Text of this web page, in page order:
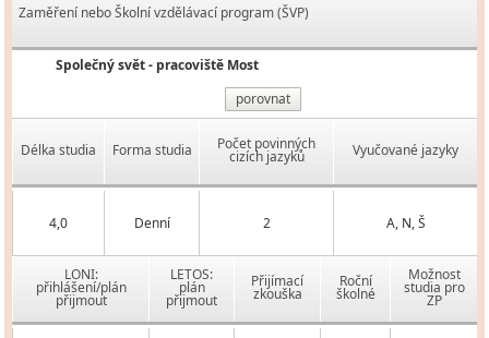
Zaměření nebo Školní vzdělávací program (ŠVP)
Společný svět - pracoviště Most
porovnat
Délka studia Forma studia Počet povinných
cizích jazyků Vyučované jazyky
4,0 Denní 2 A, N, Š
LONI:
přihlášení/plán
přijmout
LETOS:
plán
přijmout
Přijímací
zkouška
Roční
školné
Možnost
studia pro
ZP